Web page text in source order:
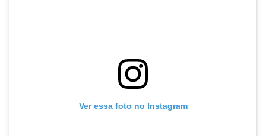
Ver essa foto no Instagram